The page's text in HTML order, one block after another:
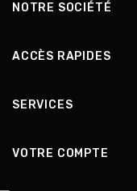
NOTRE SOCIÉTÉ
ACCÈS RAPIDES
SERVICES
VOTRE COMPTE